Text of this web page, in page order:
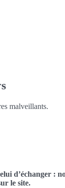
malveillants.
d’échanger :
le site.